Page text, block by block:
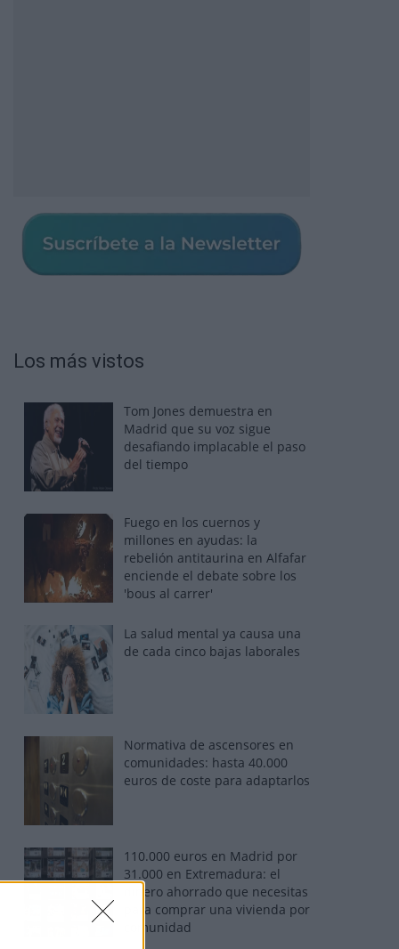
Los más vistos
Tom Jones demuestra en
Madrid que su voz sigue
desafiando implacable el paso
del tiempo
Fuego en los cuernos y
millones en ayudas: la
rebelión antitaurina en Alfafar
enciende el debate sobre los
'bous al carrer'
La salud mental ya causa una
de cada cinco bajas laborales
Normativa de ascensores en
comunidades: hasta 40.000
euros de coste para adaptarlos
110.000 euros en Madrid por
31.000 en Extremadura: el
dinero ahorrado que necesitas
para comprar una vivienda por
comunidad